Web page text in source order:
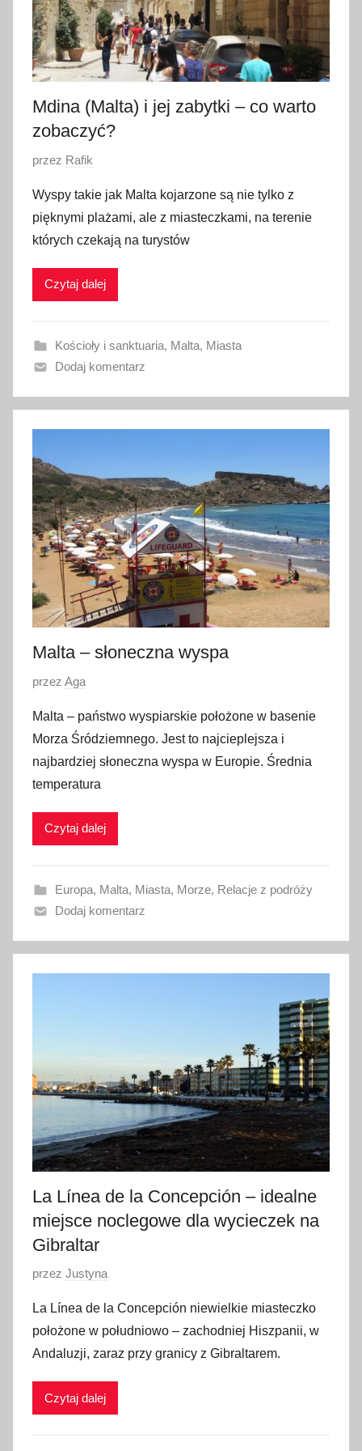
Mdina (Malta) i jej zabytki – co warto
zobaczyć?
O
u
b
l
i
a
n
7
s
i
e
r
p
n
a
2
0
1
przez Rafik
Wyspy takie jak Malta kojarzone są nie tylko z
pięknymi plażami, ale z miasteczkami, na terenie
których czekają na turystów
Czytaj dalej
Kościoły i sanktuaria, Malta, Miasta
Dodaj komentarz
Malta – słoneczna wyspa
O
u
b
l
i
w
n
o
l
i
0
1
przez Aga
Malta – państwo wyspiarskie położone w basenie
Morza Śródziemnego. Jest to najcieplejsza i
najbardziej słoneczna wyspa w Europie. Średnia
temperatura
Czytaj dalej
Europa, Malta, Miasta, Morze, Relacje z podróży
Dodaj komentarz
La Línea de la Concepción – idealne
miejsce noclegowe dla wycieczek na
Gibraltar
O
u
b
l
i
przez Justyna
La Línea de la Concepción niewielkie miasteczko
położone w południowo – zachodniej Hiszpanii, w
Andaluzji, zaraz przy granicy z Gibraltarem.
Czytaj dalej